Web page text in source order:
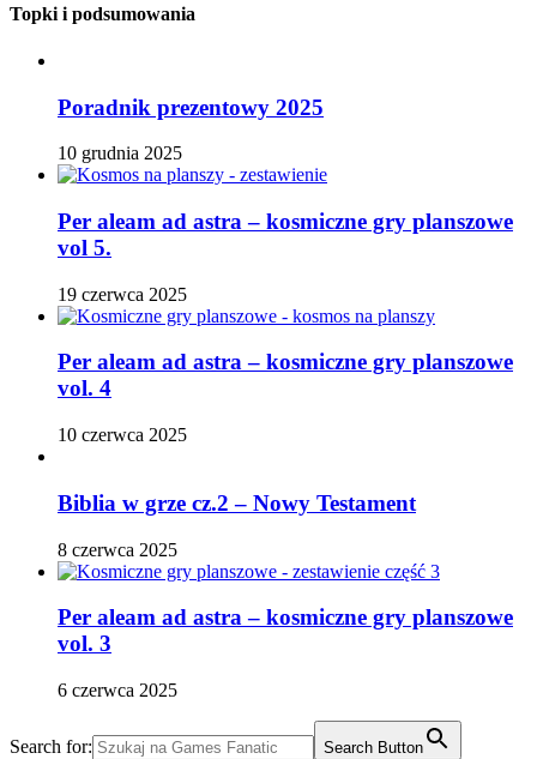
Topki i podsumowania
Poradnik prezentowy 2025
10 grudnia 2025
Per aleam ad astra – kosmiczne gry planszowe
vol 5.
19 czerwca 2025
Per aleam ad astra – kosmiczne gry planszowe
vol. 4
10 czerwca 2025
Biblia w grze cz.2 – Nowy Testament
8 czerwca 2025
Per aleam ad astra – kosmiczne gry planszowe
vol. 3
6 czerwca 2025
Search for:
Search Button